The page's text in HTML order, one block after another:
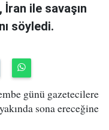
İran ile savaşın
söyledi.
günü gazetecilere
sona ereceğine